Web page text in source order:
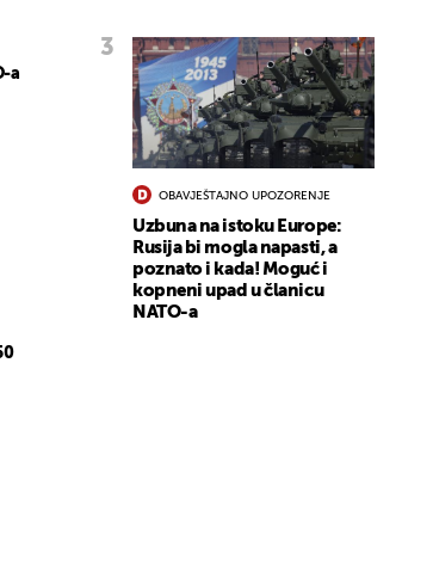
a
OBAVJEŠTAJNO UPOZORENJE
Uzbuna na istoku Europe:
Rusija bi mogla napasti, a
poznato i kada! Moguć i
kopneni upad u članicu
NATO-a